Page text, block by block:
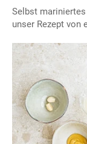
Selbst
unser Rezept von